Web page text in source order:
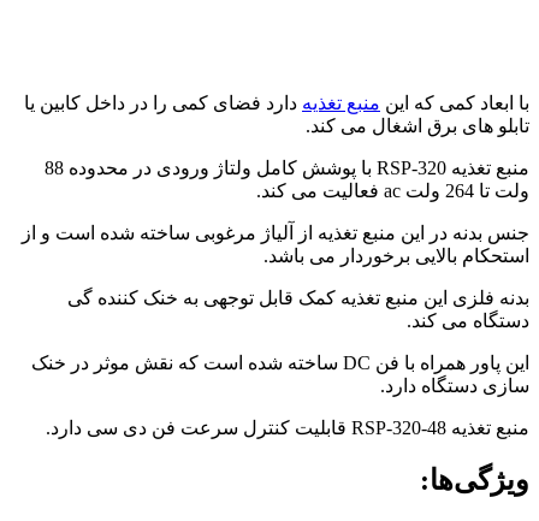
با ابعاد کمی که این منبع تغذیه دارد فضای کمی را در داخل کابین یا
تابلو های برق اشغال می کند.
منبع تغذیه RSP-320 با پوشش کامل ولتاژ ورودی در محدوده 88
ولت تا 264 ولت ac فعالیت می کند.
جنس بدنه در این منبع تغذیه از آلیاژ مرغوبی ساخته شده است و از
استحکام بالایی برخوردار می باشد.
بدنه فلزی این منبع تغذیه کمک قابل توجهی به خنک کننده گی
دستگاه می کند.
این پاور همراه با فن DC ساخته شده است که نقش موثر در خنک
سازی دستگاه دارد.
منبع تغذیه RSP-320-48 قابلیت کنترل سرعت فن دی سی دارد.
ویژگی‌ها: